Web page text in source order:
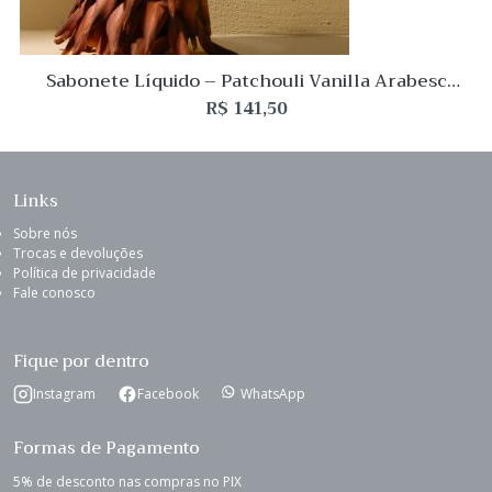
Sabonete Líquido – Patchouli Vanilla Arabesc
200mL LEnvie
R$ 141,50
Links
Sobre nós
Trocas e devoluções
Política de privacidade
Fale conosco
Fique por dentro
Instagram Facebook WhatsApp
Formas de Pagamento
5% de desconto nas compras no PIX